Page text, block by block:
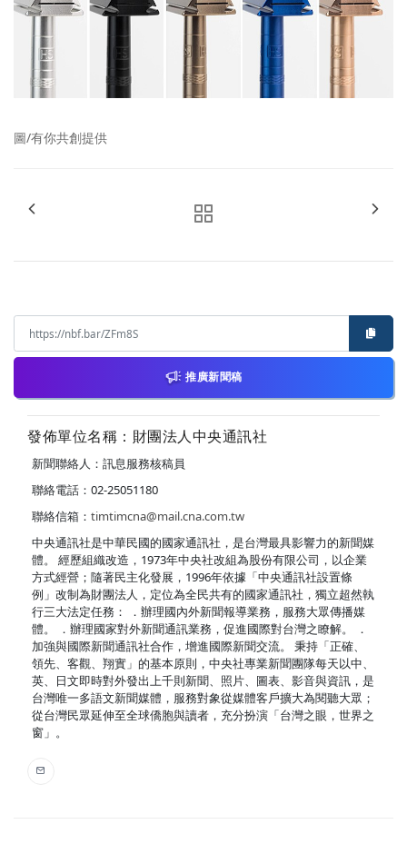
圖/有你共創提供
推廣新聞稿
發佈單位名稱：財團法人中央通訊社
新聞聯絡人：訊息服務核稿員
聯絡電話：02-25051180
聯絡信箱： timtimcna@mail.cna.com.tw
中央通訊社是中華民國的國家通訊社，是台灣最具影響力的新聞媒
體。 經歷組織改造，1973年中央社改組為股份有限公司，以企業
方式經營；隨著民主化發展，1996年依據「中央通訊社設置條
例」改制為財團法人，定位為全民共有的國家通訊社，獨立超然執
行三大法定任務： ．辦理國內外新聞報導業務，服務大眾傳播媒
體。 ．辦理國家對外新聞通訊業務，促進國際對台灣之瞭解。 ．
加強與國際新聞通訊社合作，增進國際新聞交流。 秉持「正確、
領先、客觀、翔實」的基本原則，中央社專業新聞團隊每天以中、
英、日文即時對外發出上千則新聞、照片、圖表、影音與資訊，是
台灣唯一多語文新聞媒體，服務對象從媒體客戶擴大為閱聽大眾；
從台灣民眾延伸至全球僑胞與讀者，充分扮演「台灣之眼，世界之
窗」。